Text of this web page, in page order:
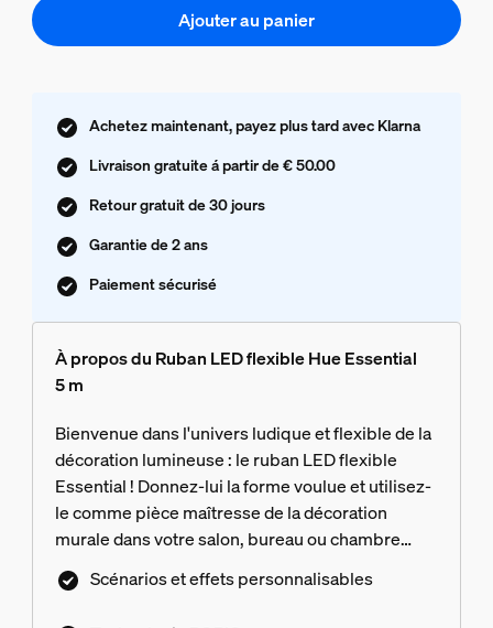
Ajouter au panier
Achetez maintenant, payez plus tard avec Klarna
Livraison gratuite á partir de € 50.00
Retour gratuit de 30 jours
Garantie de 2 ans
Paiement sécurisé
À propos du Ruban LED flexible Hue Essential
5 m
Bienvenue dans l'univers ludique et flexible de la
décoration lumineuse : le ruban LED flexible
Essential ! Donnez-lui la forme voulue et utilisez-
le comme pièce maîtresse de la décoration
murale dans votre salon, bureau ou chambre
d'enfant. Le ruban LED flexible permet de
souligner les contours des miroirs et des
Scénarios et effets personnalisables